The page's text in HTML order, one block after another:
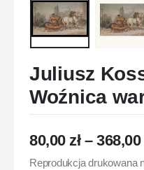
Juliusz
Woźnica
80,00zł –
Reprodukcja drukowana